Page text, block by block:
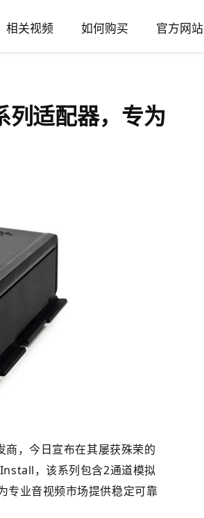
相关视频 如何购买 官方网站
适配器，专为
，今日宣布在其屡获殊荣的
，该系列包含2通道模拟
专业音视频市场提供稳定可靠